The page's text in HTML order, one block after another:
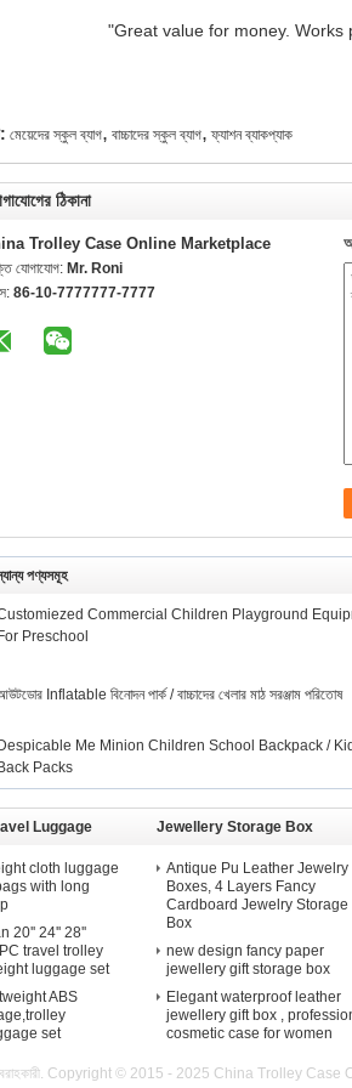
"Great value for money. Works
মেয়েদের স্কুল ব্যাগ, বাচ্চাদের স্কুল ব্যাগ, ফ্যাশন ব্যাকপ্যাক
ঠিকানা
Trolley Case Online Marketplace
যোগাযোগ: Mr. Roni
86-10-7777777-7777
পণ্যসমূহ
Commercial Children Playground
For Preschool
Inflatable বিনোদন পার্ক / বাচ্চাদের খেলার মাঠ সরঞ্জাম পরিতোষ
Despicable Me Minion Children School Backpack /
Back Packs
Luggage
cloth luggage
with long
20'' 24'' 28''
travel trolley
luggage set
ABS
set
Jewellery Storage Box
Antique Pu Leather Jewelry
Boxes, 4 Layers Fancy
Cardboard Jewelry Storage
Box
new design fancy paper
jewellery gift storage box
Elegant waterproof leather
jewellery gift box ,
cosmetic case for women
Copyright © 2015 - 2025 China Trolley